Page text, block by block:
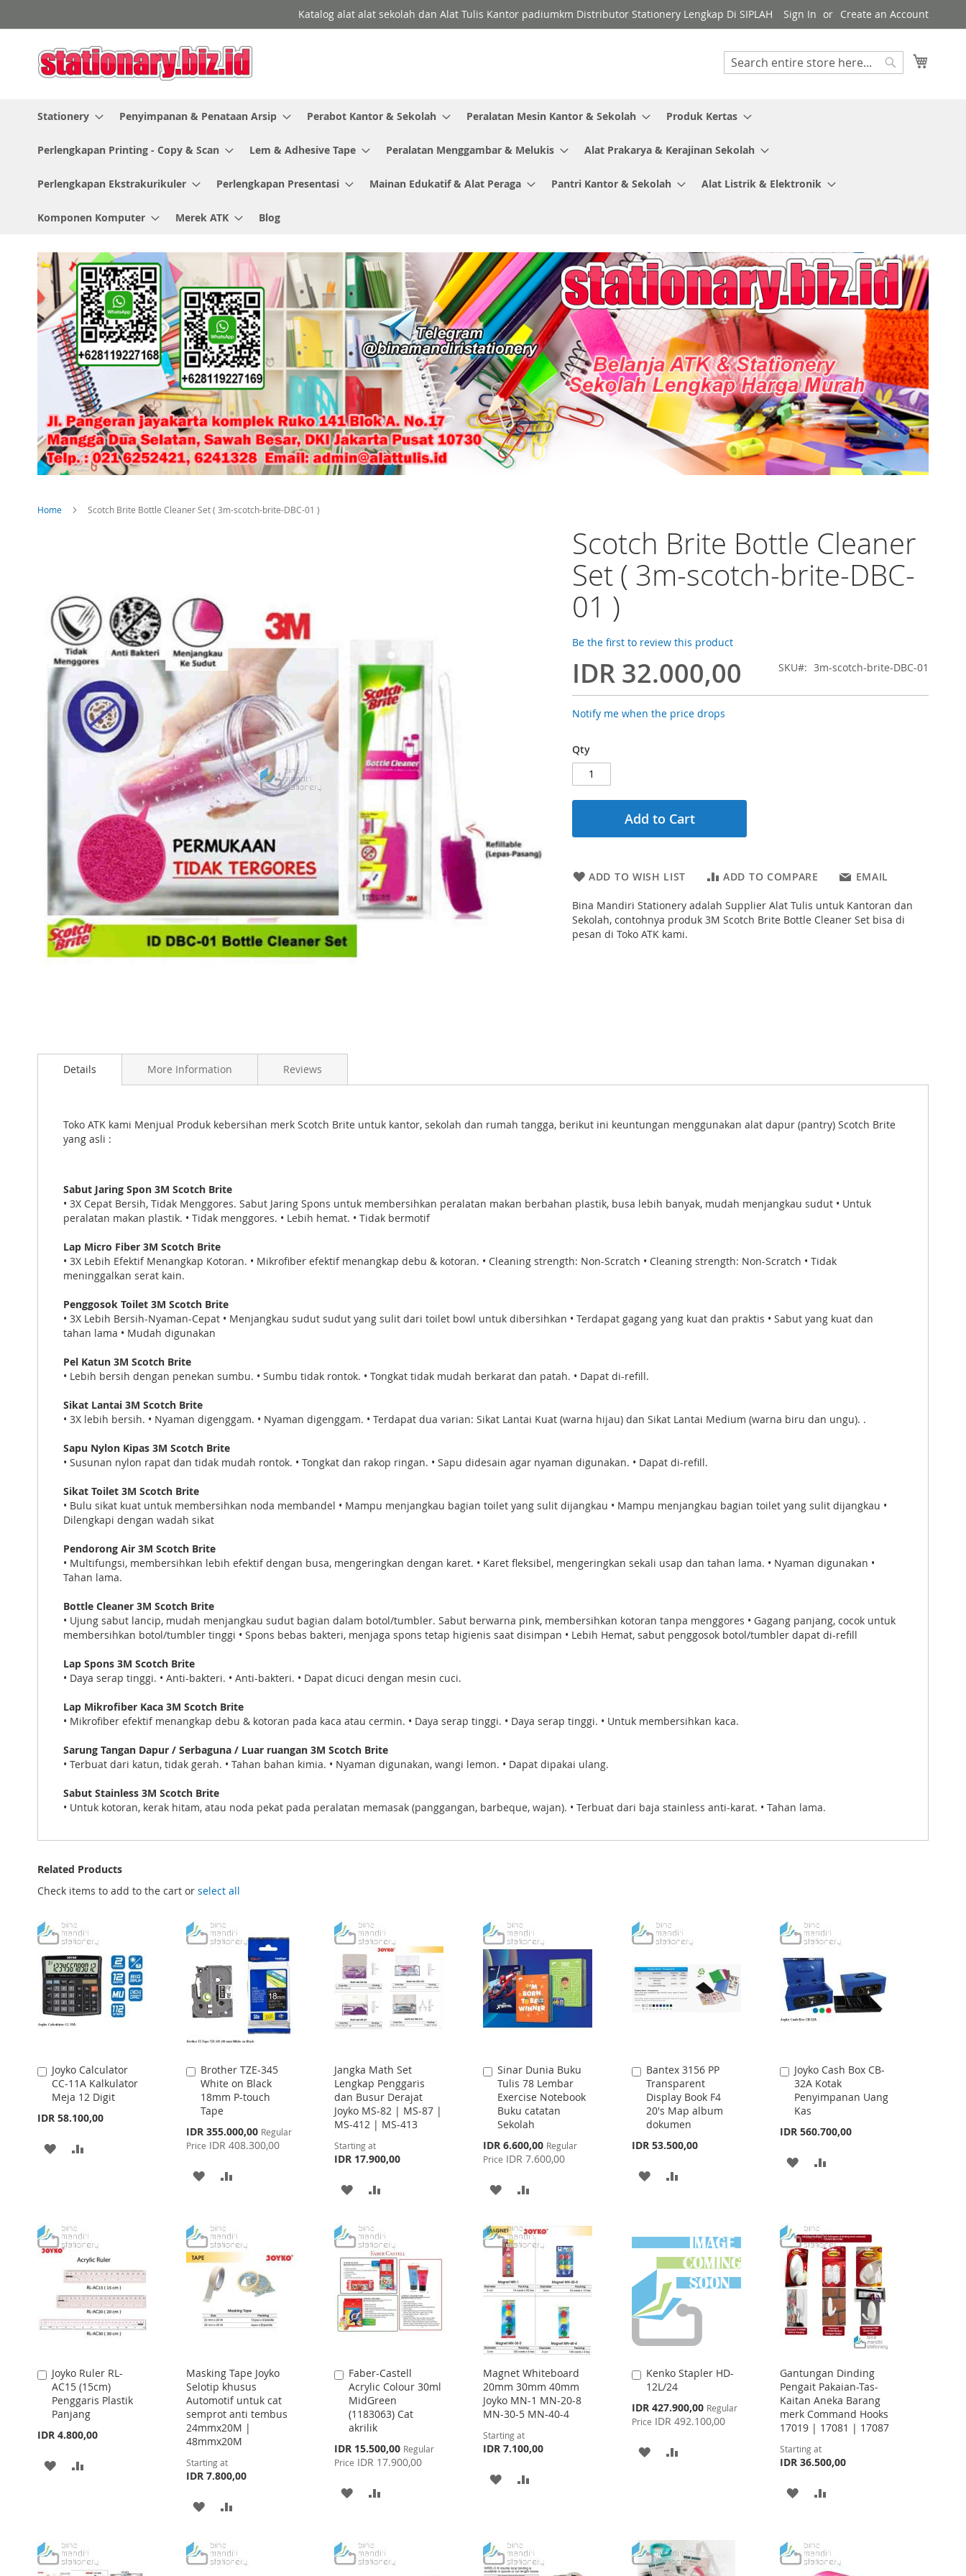
to
Katalog alat alat sekolah dan Alat Tulis Kantor padiumkm Distributor Stationery Lengkap Di SIPLAH Sign In Create an Account
Search
Stationery Penyimpanan & Penataan Arsip Perabot Kantor & Sekolah Peralatan Mesin Kantor & Sekolah Produk Kertas
Perlengkapan Printing - Copy & Scan Lem & Adhesive Tape Peralatan Menggambar & Melukis Alat Prakarya & Kerajinan Sekolah
Perlengkapan Ekstrakurikuler Perlengkapan Presentasi Mainan Edukatif & Alat Peraga Pantri Kantor & Sekolah Alat Listrik & Elektronik
Komponen Komputer Merek ATK Blog
Home Scotch Brite Bottle Cleaner Set ( 3m-scotch-brite-DBC-01 )
Scotch Brite Bottle Cleaner
Set ( 3m-scotch-brite-DBC-
01 )
Be the first to review this product
IDR 32.000,00 SKU 3m-scotch-brite-DBC-01
Notify me when the price drops
Qty
Add to Cart
ADD TO WISH LIST ADD TO COMPARE EMAIL
Bina Mandiri Stationery adalah Supplier Alat Tulis untuk Kantoran dan
Sekolah, contohnya produk 3M Scotch Brite Bottle Cleaner Set bisa di
pesan di Toko ATK kami.
images
gallery
to
images
gallery
Details
Toko ATK kami Menjual Produk kebersihan merk Scotch Brite untuk kantor, sekolah dan rumah tangga, berikut ini keuntungan menggunakan alat dapur (pantry) Scotch Brite
yang asli :
Sabut Jaring Spon 3M Scotch Brite
• 3X Cepat Bersih, Tidak Menggores. Sabut Jaring Spons untuk membersihkan peralatan makan berbahan plastik, busa lebih banyak, mudah menjangkau sudut • Untuk
peralatan makan plastik. • Tidak menggores. • Lebih hemat. • Tidak bermotif
Lap Micro Fiber 3M Scotch Brite
• 3X Lebih Efektif Menangkap Kotoran. • Mikrofiber efektif menangkap debu & kotoran. • Cleaning strength: Non-Scratch • Cleaning strength: Non-Scratch • Tidak
meninggalkan serat kain.
Penggosok Toilet 3M Scotch Brite
• 3X Lebih Bersih-Nyaman-Cepat • Menjangkau sudut sudut yang sulit dari toilet bowl untuk dibersihkan • Terdapat gagang yang kuat dan praktis • Sabut yang kuat dan
tahan lama • Mudah digunakan
Pel Katun 3M Scotch Brite
• Lebih bersih dengan penekan sumbu. • Sumbu tidak rontok. • Tongkat tidak mudah berkarat dan patah. • Dapat di-refill.
Sikat Lantai 3M Scotch Brite
• 3X lebih bersih. • Nyaman digenggam. • Nyaman digenggam. • Terdapat dua varian: Sikat Lantai Kuat (warna hijau) dan Sikat Lantai Medium (warna biru dan ungu). .
Sapu Nylon Kipas 3M Scotch Brite
• Susunan nylon rapat dan tidak mudah rontok. • Tongkat dan rakop ringan. • Sapu didesain agar nyaman digunakan. • Dapat di-refill.
Sikat Toilet 3M Scotch Brite
• Bulu sikat kuat untuk membersihkan noda membandel • Mampu menjangkau bagian toilet yang sulit dijangkau • Mampu menjangkau bagian toilet yang sulit dijangkau •
Dilengkapi dengan wadah sikat
Pendorong Air 3M Scotch Brite
• Multifungsi, membersihkan lebih efektif dengan busa, mengeringkan dengan karet. • Karet fleksibel, mengeringkan sekali usap dan tahan lama. • Nyaman digunakan •
Tahan lama.
Bottle Cleaner 3M Scotch Brite
• Ujung sabut lancip, mudah menjangkau sudut bagian dalam botol/tumbler. Sabut berwarna pink, membersihkan kotoran tanpa menggores • Gagang panjang, cocok untuk
membersihkan botol/tumbler tinggi • Spons bebas bakteri, menjaga spons tetap higienis saat disimpan • Lebih Hemat, sabut penggosok botol/tumbler dapat di-refill
Lap Spons 3M Scotch Brite
• Daya serap tinggi. • Anti-bakteri. • Anti-bakteri. • Dapat dicuci dengan mesin cuci.
Lap Mikrofiber Kaca 3M Scotch Brite
• Mikrofiber efektif menangkap debu & kotoran pada kaca atau cermin. • Daya serap tinggi. • Daya serap tinggi. • Untuk membersihkan kaca.
Sarung Tangan Dapur / Serbaguna / Luar ruangan 3M Scotch Brite
• Terbuat dari katun, tidak gerah. • Tahan bahan kimia. • Nyaman digunakan, wangi lemon. • Dapat dipakai ulang.
Sabut Stainless 3M Scotch Brite
• Untuk kotoran, kerak hitam, atau noda pekat pada peralatan memasak (panggangan, barbeque, wajan). • Terbuat dari baja stainless anti-karat. • Tahan lama.
More Information Reviews
Related Products
Check items to add to the cart or select all
Joyko Calculator
CC-11A Kalkulator
Meja 12 Digit
IDR 58.100,00
Add
to
Cart
ADD
LIST
Brother TZE-345
White on Black
18mm P-touch
Tape
Special
Price
IDR 355.000,00 Regular
Price IDR 408.300,00
Add
to
Cart
ADD
WISH
LIST
Jangka Math Set
Lengkap Penggaris
dan Busur Derajat
Joyko MS-82 | MS-87 |
MS-412 | MS-413
Starting at
IDR 17.900,00
ADD
WISH
LIST
COMPARE
Sinar Dunia Buku
Tulis 78 Lembar
Exercise Notebook
Buku catatan
Sekolah
Special
Price
IDR 6.600,00 Regular
Price IDR 7.600,00
Add
to
Cart
ADD
WISH
LIST
COMPARE
Bantex 3156 PP
Transparent
Display Book F4
20's Map album
dokumen
IDR 53.500,00
Add
to
Cart
ADD
LIST
Joyko Cash Box CB-
32A Kotak
Penyimpanan Uang
Kas
IDR 560.700,00
Add
to
Cart
ADD
LIST
Joyko Ruler RL-
AC15 (15cm)
Penggaris Plastik
Panjang
IDR 4.800,00
Add
to
Cart
ADD
LIST
Masking Tape Joyko
Selotip khusus
Automotif untuk cat
semprot anti tembus
24mmx20M |
48mmx20M
Starting at
IDR 7.800,00
ADD
WISHCOMPARE
Faber-Castell
Acrylic Colour 30ml
MidGreen
(1183063) Cat
akrilik
Special
Price
IDR 15.500,00 Regular
Price IDR 17.900,00
Add
to
Cart
ADD
WISH
LIST
Magnet Whiteboard
20mm 30mm 40mm
Joyko MN-1 MN-20-8
MN-30-5 MN-40-4
Starting at
IDR 7.100,00
ADD
LIST
Kenko Stapler HD-
12L/24
Special
Price
IDR 427.900,00 Regular
Price IDR 492.100,00
Add
to
ADD
Gantungan Dinding
Pengait Pakaian-Tas-
Kaitan Aneka Barang
merk Command Hooks
17019 | 17081 | 17087
Starting at
IDR 36.500,00
ADD
WISH
LIST